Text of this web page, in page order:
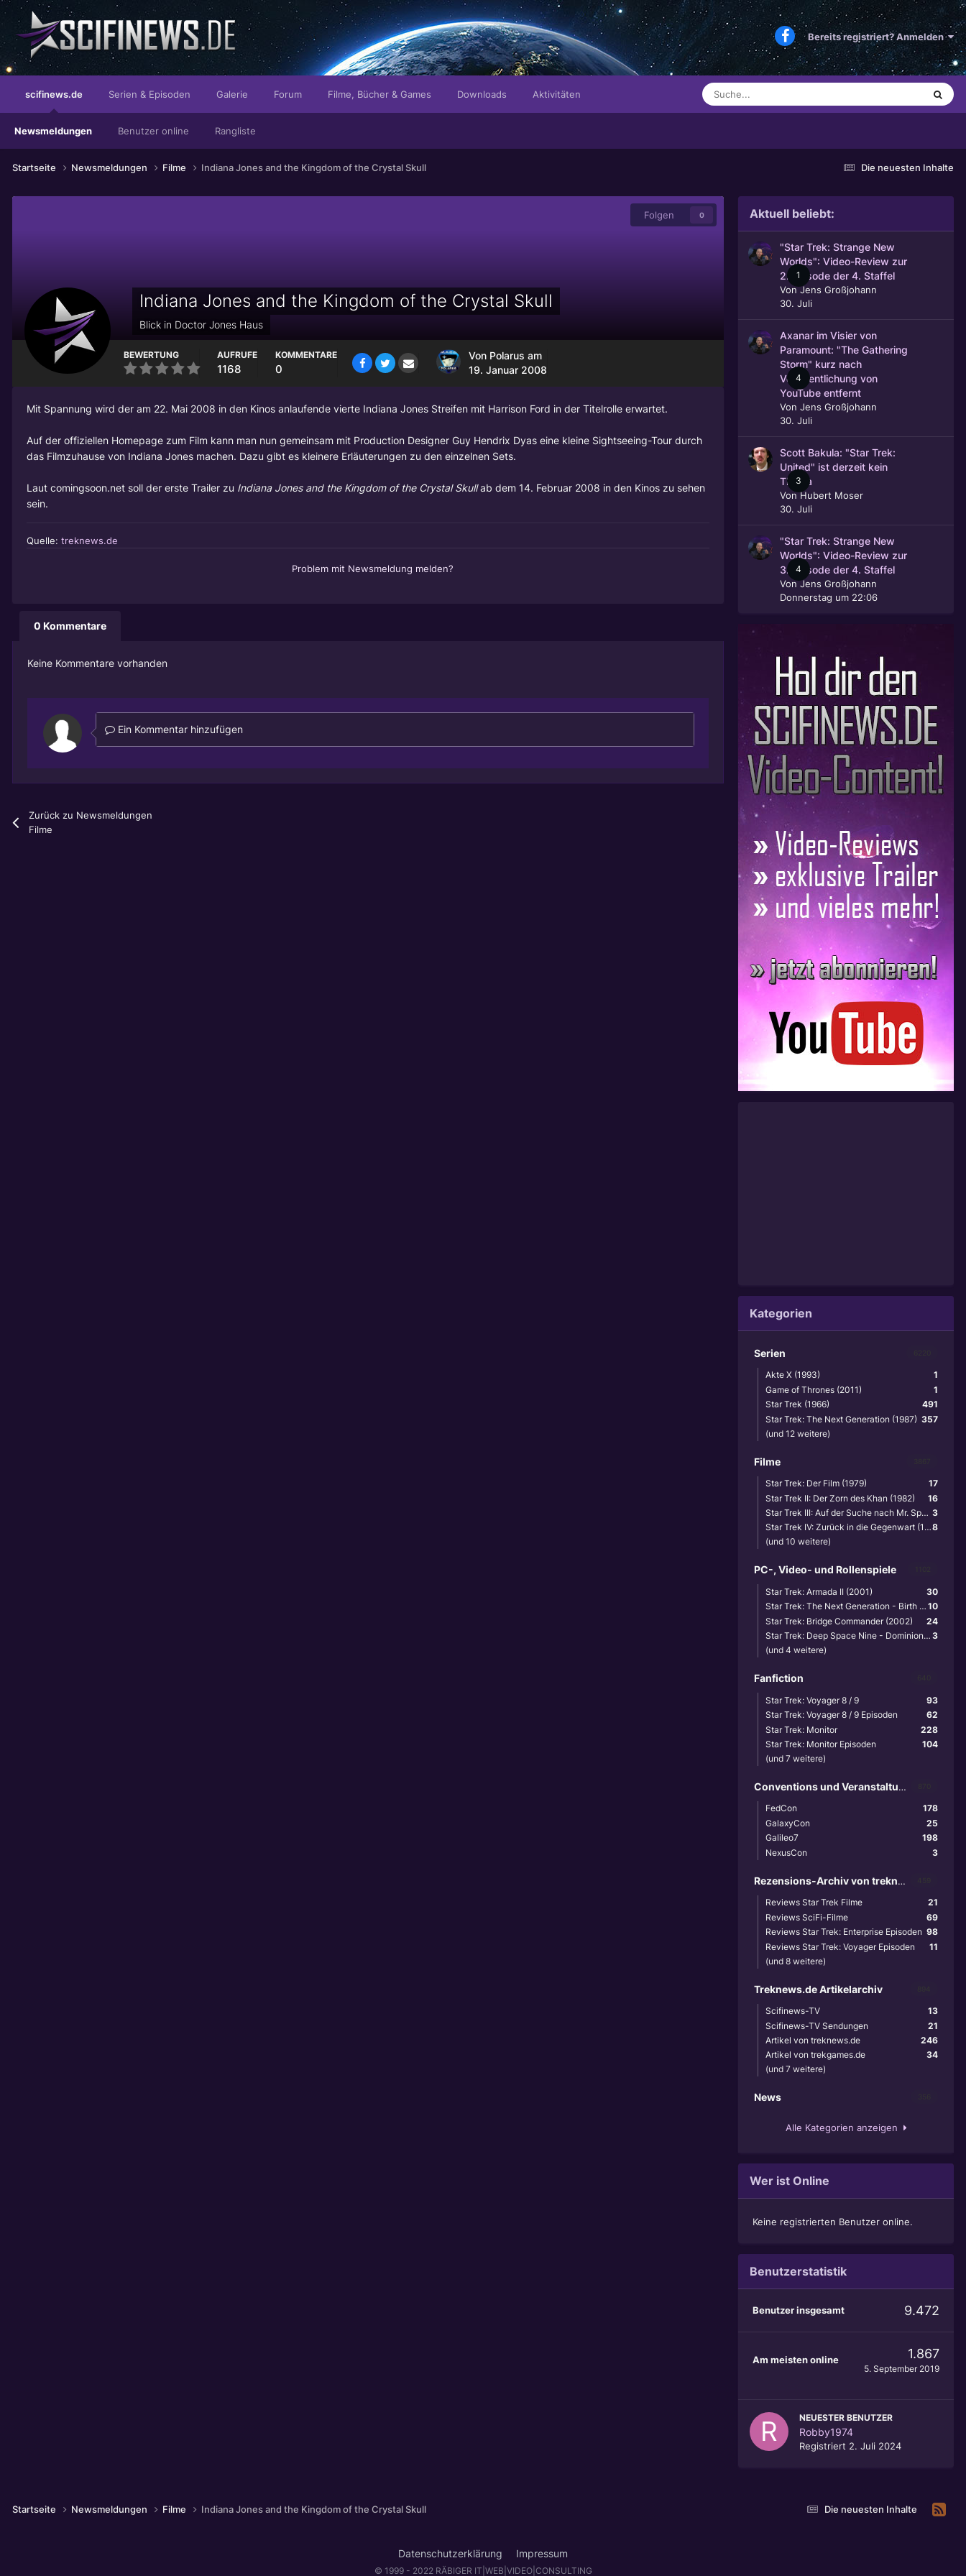
Bereits registriert? Anmelden
scifinews.de
Newsmeldungen Benutzer online Rangliste
Serien & Episoden Galerie Forum Filme, Bücher & Games Downloads Aktivitäten
Die neuesten Inhalte
Startseite Newsmeldungen Filme Indiana Jones and the Kingdom of the Crystal Skull
Folgen 0
Indiana Jones and the Kingdom of the Crystal Skull
Blick in Doctor Jones Haus
BEWERTUNG AUFRUFE
1168
KOMMENTARE
0
Von Polarus am
19. Januar 2008
Mit Spannung wird der am 22. Mai 2008 in den Kinos anlaufende vierte Indiana Jones Streifen mit Harrison Ford in der Titelrolle erwartet.
Auf der offiziellen Homepage zum Film kann man nun gemeinsam mit Production Designer Guy Hendrix Dyas eine kleine Sightseeing-Tour durch
das Filmzuhause von Indiana Jones machen. Dazu gibt es kleinere Erläuterungen zu den einzelnen Sets.
Laut comingsoon.net soll der erste Trailer zu Indiana Jones and the Kingdom of the Crystal Skullab dem 14. Februar 2008 in den Kinos zu sehen
sein.
Quelle: treknews.de
Problem mit Newsmeldung melden?
0 Kommentare
Keine Kommentare vorhanden
Ein Kommentar hinzufügen
Zurück zu Newsmeldungen
Filme
Aktuell beliebt:
1
"Star Trek: Strange New
Worlds": Video-Review zur
2. Episode der 4. Staffel
VonJens Großjohann
30. Juli
4
Axanar im Visier von
Paramount: "The Gathering
Storm" kurz nach
Veröffentlichung von
YouTube entfernt
Von Jens Großjohann
30. Juli
3
Scott Bakula: "Star Trek:
United" ist derzeit kein
Thema
VonHubert Moser
30. Juli
4
"Star Trek: Strange New
Worlds": Video-Review zur
3. Episode der 4. Staffel
VonJens Großjohann
Donnerstag um 22:06
Kategorien
Serien
1
Akte X (1993)
1
Game of Thrones (2011)
491
Star Trek (1966)
357
Star Trek: The Next Generation (1987)
(und 12 weitere)
Filme
17
Star Trek: Der Film (1979)
16
Star Trek II: Der Zorn des Khan (1982)
3
Star Trek III: Auf der Suche nach Mr. Spock (1984)
8
Star Trek IV: Zurück in die Gegenwart (1986)
(und 10 weitere)
PC-, Video- und Rollenspiele
30
Star Trek: Armada II (2001)
10
Star Trek: The Next Generation - Birth of the Federation (1999)
24
Star Trek: Bridge Commander (2002)
3
Star Trek: Deep Space Nine - Dominion Wars (2001)
(und 4 weitere)
Fanfiction
93
Star Trek: Voyager 8 / 9
62
Star Trek: Voyager 8 / 9 Episoden
228
Star Trek: Monitor
104
Star Trek: Monitor Episoden
(und 7 weitere)
Conventions und Veranstaltungen
178
FedCon
25
GalaxyCon
198
Galileo7
3
NexusCon
Rezensions-Archiv von treknews.de
21
Reviews Star Trek Filme
69
Reviews SciFi-Filme
98
Reviews Star Trek: Enterprise Episoden
11
Reviews Star Trek: Voyager Episoden
(und 8 weitere)
Treknews.de Artikelarchiv
13
Scifinews-TV
21
Scifinews-TV Sendungen
246
Artikel von treknews.de
34
Artikel von trekgames.de
(und 7 weitere)
News
Alle Kategorien anzeigen
Wer ist Online
Keine registrierten Benutzer online.
Benutzerstatistik
Benutzer insgesamt 9.472
Am meisten online 1.867
5. September 2019
NEUESTER BENUTZER
Robby1974
Registriert 2. Juli 2024
Die neuesten Inhalte
Startseite Newsmeldungen Filme Indiana Jones and the Kingdom of the Crystal Skull
Datenschutzerklärung Impressum
© 1999 - 2022 RÄBIGER IT|WEB|VIDEO|CONSULTING